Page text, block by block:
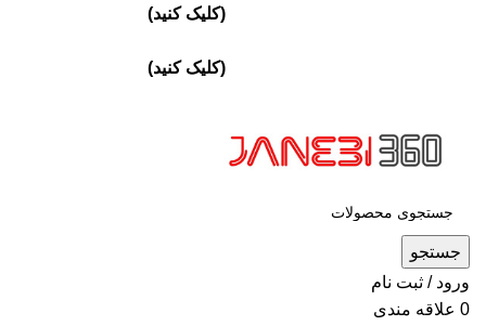
(کليک کنيد)
(کليک کنيد)
جستجو
ورود / ثبت نام
0 علاقه مندی